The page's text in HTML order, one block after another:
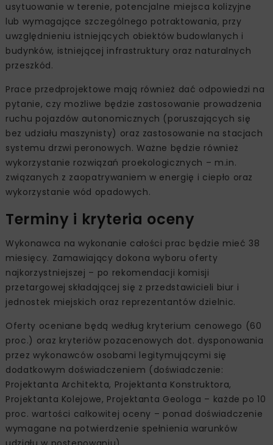
usytuowanie w terenie, potencjalne miejsca kolizyjne
lub wymagające szczególnego potraktowania, przy
uwzględnieniu istniejących obiektów budowlanych i
budynków, istniejącej infrastruktury oraz naturalnych
przeszkód.
Prace przedprojektowe mają również dać odpowiedzi na
pytanie, czy możliwe będzie zastosowanie prowadzenia
ruchu pojazdów autonomicznych (poruszających się
bez udziału maszynisty) oraz zastosowanie na stacjach
systemu drzwi peronowych. Ważne będzie również
wykorzystanie rozwiązań proekologicznych – m.in.
związanych z zaopatrywaniem w energię i ciepło oraz
wykorzystanie wód opadowych.
Terminy i kryteria oceny
Wykonawca na wykonanie całości prac będzie mieć 38
miesięcy. Zamawiający dokona wyboru oferty
najkorzystniejszej – po rekomendacji komisji
przetargowej składającej się z przedstawicieli biur i
jednostek miejskich oraz reprezentantów dzielnic.
Oferty oceniane będą według kryterium cenowego (60
proc.) oraz kryteriów pozacenowych dot. dysponowania
przez wykonawców osobami legitymującymi się
dodatkowym doświadczeniem (doświadczenie:
Projektanta Architekta, Projektanta Konstruktora,
Projektanta Kolejowe, Projektanta Geologa – każde po 10
proc. wartości całkowitej oceny – ponad doświadczenie
wymagane na potwierdzenie spełnienia warunków